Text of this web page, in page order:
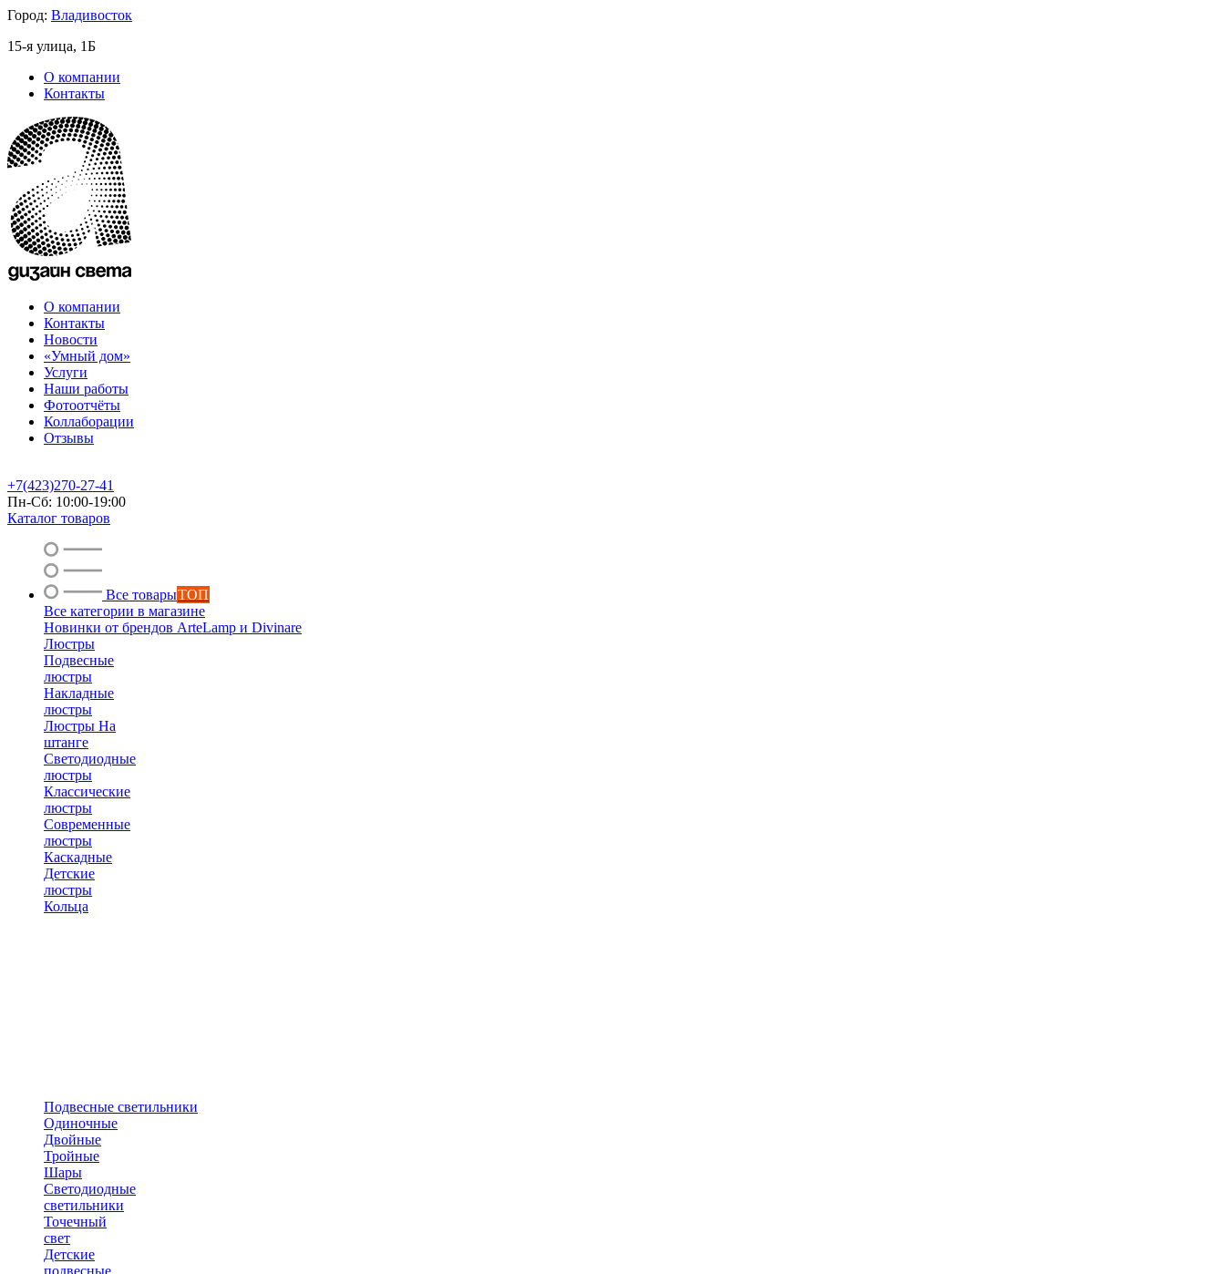
Город: Владивосток
15-я улица, 1Б
О компании
Контакты
О компании
Контакты
Новости
«Умный дом»
Услуги
Наши работы
Фотоотчёты
Коллаборации
Отзывы
+7(423)270-27-41
Пн-Сб: 10:00-19:00
Каталог товаров
Все товарыТОП
Все категории в магазине
Новинки от брендов ArteLamp и Divinare
Люстры
Подвесные
люстры
Накладные
люстры
Люстры На
штанге
Светодиодные
люстры
Классические
люстры
Современные
люстры
Каскадные
Детские
люстры
Кольца
Подвесные светильники
Одиночные
Двойные
Тройные
Шары
Светодиодные
светильники
Точечный
свет
Детские
подвесные